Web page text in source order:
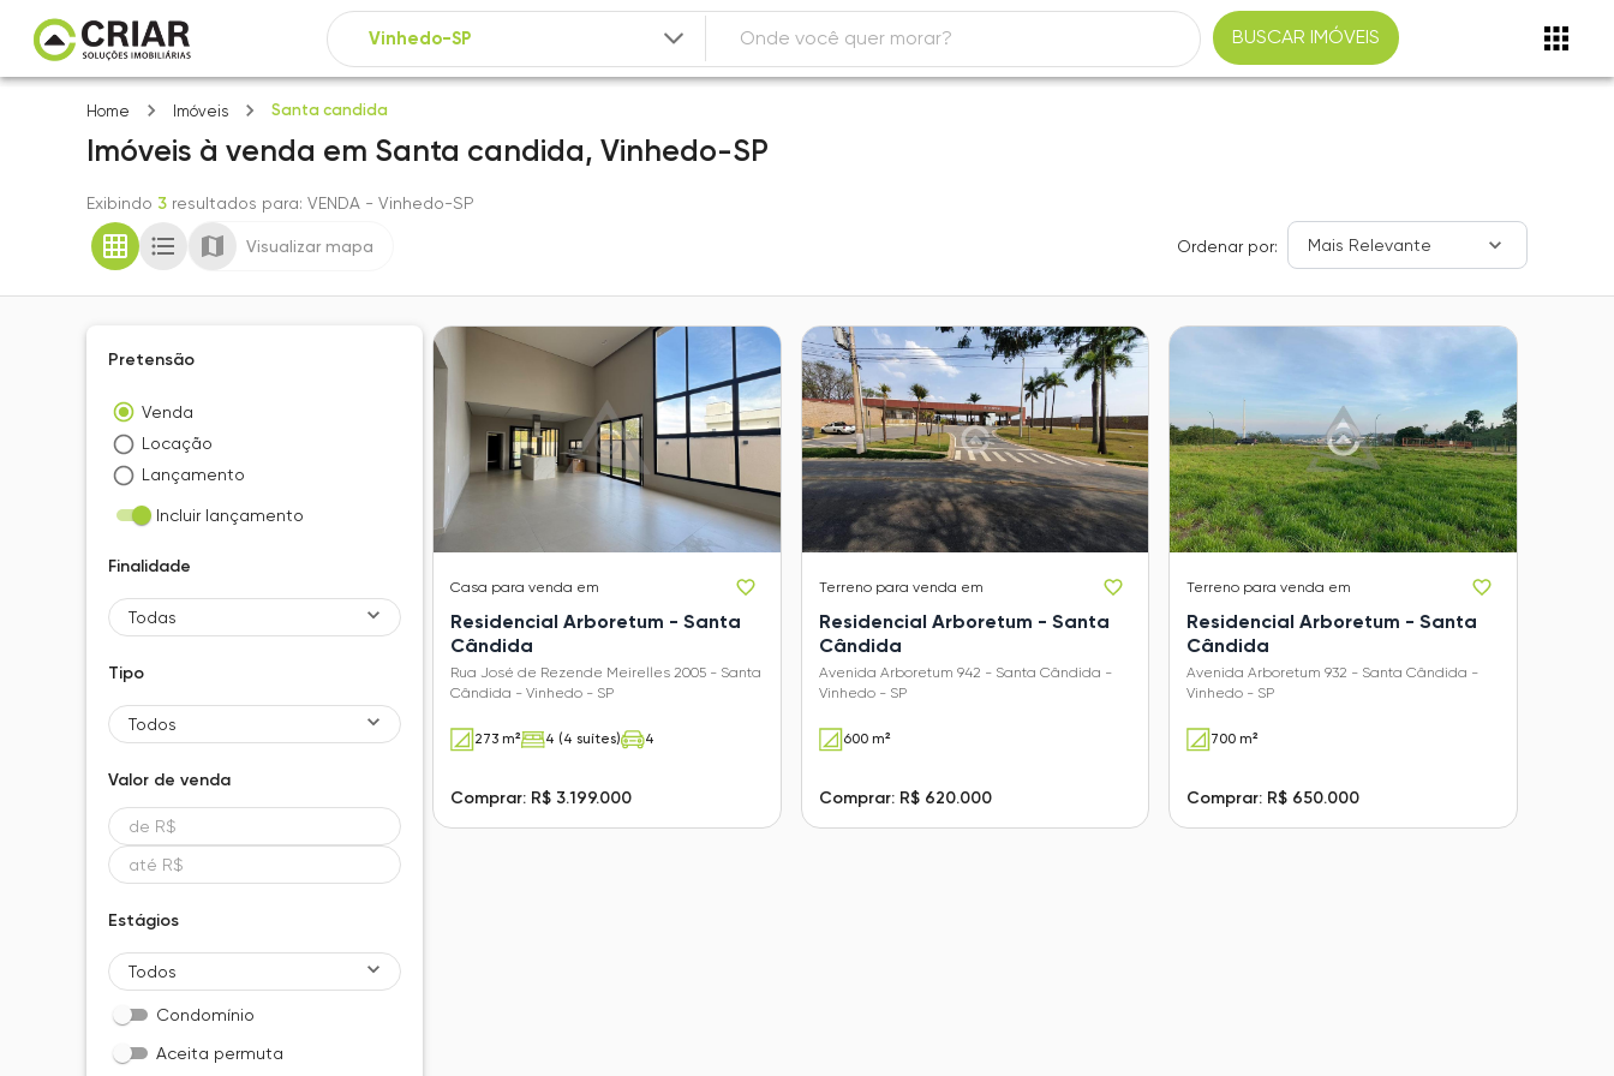
BUSCAR IMÓVEIS
Home Imóveis Santa candida
Imóveis à venda em Santa candida, Vinhedo-SP
Exibindo 3 resultados para: VENDA - Vinhedo-SP
Visualizar mapa Ordenar por: Mais Relevante
Pretensão
Venda
Locação
Lançamento
Incluir lançamento
Finalidade
Todas
Tipo
Todos
Valor de venda
Estágios
Todos
Condomínio
Aceita permuta
Casa para venda em
Residencial Arboretum - Santa
Cândida
Rua José de Rezende Meirelles 2005 - Santa
Cândida - Vinhedo - SP
273 m² 4 (4 suítes) 4
Comprar: R$ 3.199.000
Terreno para venda em
Residencial Arboretum - Santa
Cândida
Avenida Arboretum 942 - Santa Cândida -
Vinhedo - SP
600 m²
Comprar: R$ 620.000
Terreno para venda em
Residencial Arboretum - Santa
Cândida
Avenida Arboretum 932 - Santa Cândida -
Vinhedo - SP
700 m²
Comprar: R$ 650.000